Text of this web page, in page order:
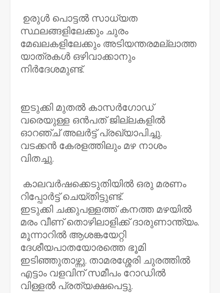
ഉരുൾ പൊട്ടൽ സാധ്യത
സ്ഥലങ്ങളിലേക്കും ചുരം
മേഖലകളിലേക്കും അടിയന്തരമല്ലാത്ത
യാത്രകൾ ഒഴിവാക്കാനും
നിർദേശമുണ്ട്.
ഇടുക്കി മുതൽ കാസർഗോഡ്
വരെയുള്ള ഒൻപത് ജില്ലകളിൽ
ഓറഞ്ച് അലർട്ട് പ്രഖ്യാപിച്ചു.
വടക്കൻ കേരളത്തിലും മഴ നാശം
വിതച്ചു.
കാലവർഷക്കെടുതിയിൽ ഒരു മരണം
റിപ്പോർട്ട് ചെയ്തിട്ടുണ്ട്.
ഇടുക്കി ചക്കുപള്ളത്ത് കനത്ത മഴയിൽ
മരം വീണ് തൊഴിലാളിക്ക് ദാരുണാന്ത്യം.
മൂന്നാറിൽ ആശങ്കയേറ്റി
ദേശീയപാതയോരത്തെ ഭൂമി
ഇടിഞ്ഞുതാഴ്ന്നു. താമരശ്ശേരി ചുരത്തിൽ
എട്ടാം വളവിന് സമീപം റോഡിൽ
വിള്ളൽ പ്രത്യക്ഷപെട്ടു.